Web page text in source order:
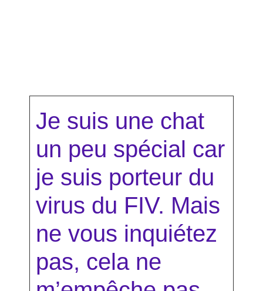
Je suis une chat
un peu spécial car
je suis porteur du
virus du FIV. Mais
ne vous inquiétez
pas, cela ne